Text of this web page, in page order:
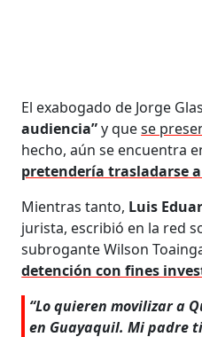
El exabogado de Jorge
audiencia”y quese
hecho, aún se encuentra
pretendería trasladarse
Mientras tanto, Luis
jurista, escribió en la red
subrogante Wilson
detención con fines
“Lo quieren movilizar a
en Guayaquil. Mi padre